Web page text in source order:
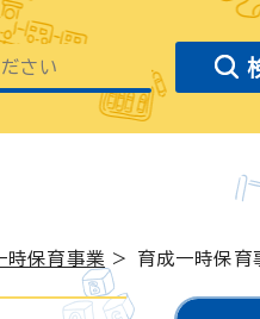
時保育事業 > 育成一時保育